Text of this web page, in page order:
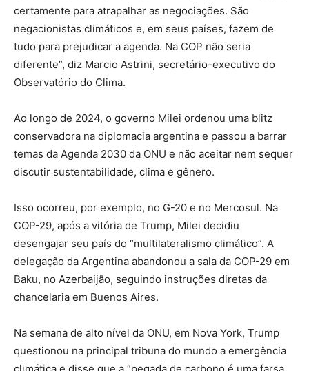
certamente para atrapalhar as negociações. São
negacionistas climáticos e, em seus países, fazem de
tudo para prejudicar a agenda. Na COP não seria
diferente”, diz Marcio Astrini, secretário-executivo do
Observatório do Clima.
Ao longo de 2024, o governo Milei ordenou uma blitz
conservadora na diplomacia argentina e passou a barrar
temas da Agenda 2030 da ONU e não aceitar nem sequer
discutir sustentabilidade, clima e gênero.
Isso ocorreu, por exemplo, no G-20 e no Mercosul. Na
COP-29, após a vitória de Trump, Milei decidiu
desengajar seu país do “multilateralismo climático”. A
delegação da Argentina abandonou a sala da COP-29 em
Baku, no Azerbaijão, seguindo instruções diretas da
chancelaria em Buenos Aires.
Na semana de alto nível da ONU, em Nova York, Trump
questionou na principal tribuna do mundo a emergência